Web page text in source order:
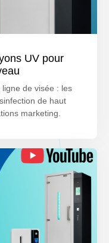
UV pour
de visée : les
de haut
marketing.